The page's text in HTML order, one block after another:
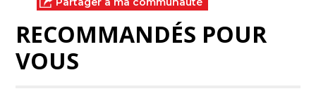
RECOMMANDÉS POUR
VOUS